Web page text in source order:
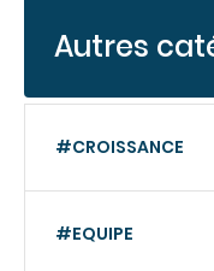
Autres
#CROISSANCE
#EQUIPE